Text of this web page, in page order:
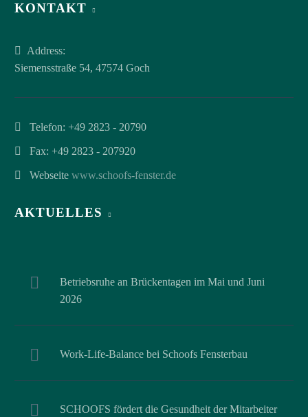
KONTAKT
Address:
Siemensstraße 54, 47574 Goch
Telefon: +49 2823 - 20790
Fax: +49 2823 - 207920
Webseite www.schoofs-fenster.de
AKTUELLES
Betriebsruhe an Brückentagen im Mai und Juni
2026
Work-Life-Balance bei Schoofs Fensterbau
SCHOOFS fördert die Gesundheit der Mitarbeiter